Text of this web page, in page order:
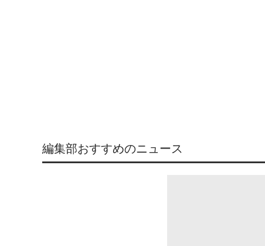
編集部おすすめのニュース